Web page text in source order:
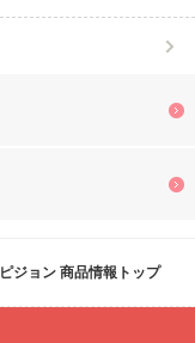
ピジョン 商品情報トップ